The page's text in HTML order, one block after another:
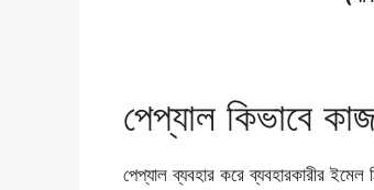
পেপ্যাল ​​কিভাবে
পেপ্যাল ​​ব্যবহার করে ব্যবহারকারীর